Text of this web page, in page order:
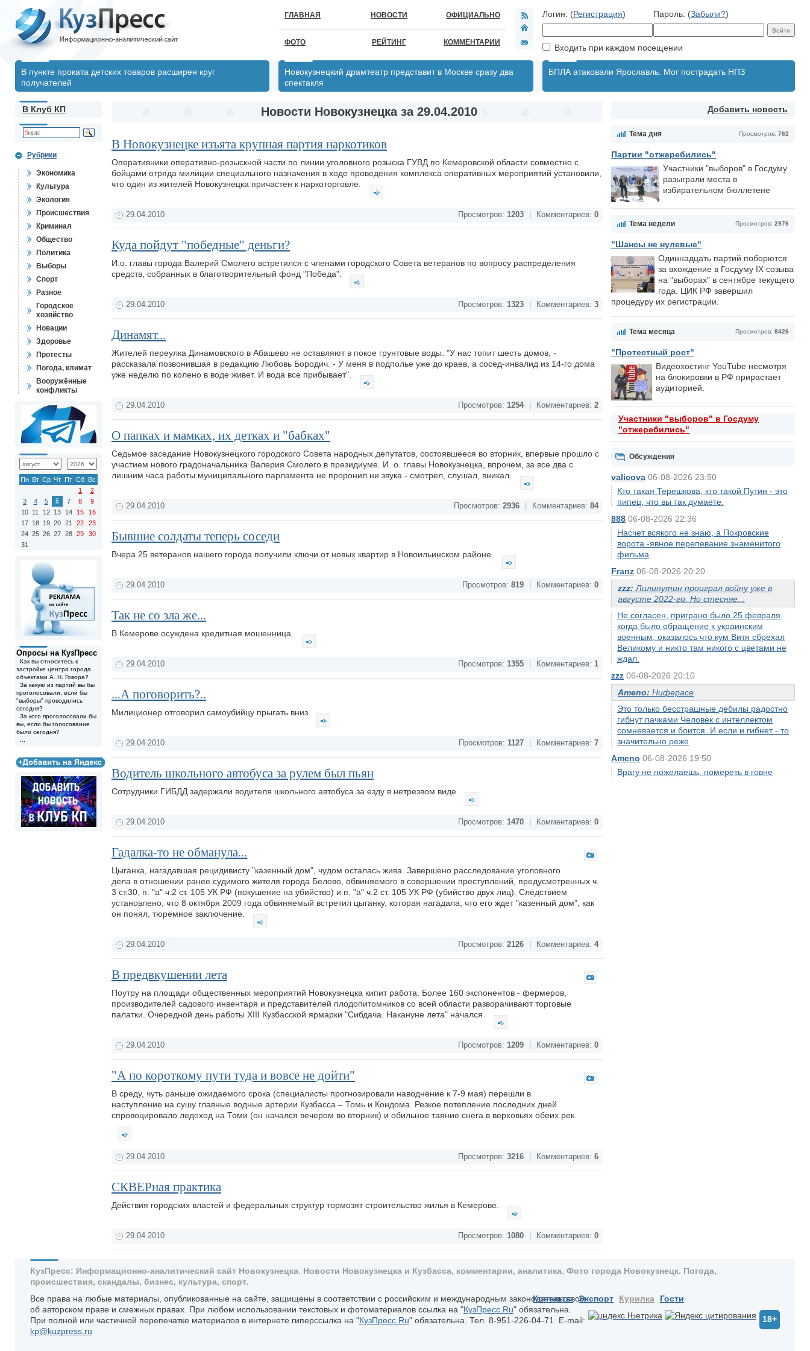
ГЛАВНАЯ НОВОСТИ ОФИЦИАЛЬНО
ФОТО РЕЙТИНГ КОММЕНТАРИИ
Логин: (Регистрация) Пароль: (Забыли?)
Входить при каждом посещении
В пункте проката детских товаров расширен круг
получателей
Новокузнецкий драмтеатр представит в Москве сразу два
спектакля
БПЛА атаковали Ярославль. Мог пострадать НПЗ
Добавить новость
Просмотров: 762
Тема дня
Партии "отжеребились"
Участники "выборов" в Госдуму
разыграли места в
избирательном бюллетене
Просмотров: 2976
Тема недели
"Шансы не нулевые"
Одиннадцать партий поборются
за вхождение в Госдуму IX созыва
на "выборах" в сентябре текущего
года. ЦИК РФ завершил
процедуру их регистрации.
Просмотров: 8426
Тема месяца
"Протестный рост"
Видеохостинг YouTube несмотря
на блокировки в РФ прирастает
аудиторией.
Участники "выборов" в Госдуму
"отжеребились"
Обсуждения
valicova 06-08-2026 23:50
Кто такая Терешкова, кто такой Путин - это
пипец, что вы так думаете.
888 06-08-2026 22:36
Насчет всякого не знаю, а Покровские
ворота -явное перепевание знаменитого
фильма
Franz 06-08-2026 20:20
zzz: Лилипутин проиграл войну уже в
августе 2022-го. Но стесняе...
Не согласен, приграно было 25 февраля
когда было обращение к украинским
военным, оказалось что кум Витя сбрехал
Великому и никто там никого с цветами не
ждал.
zzz 06-08-2026 20:10
Ameno: Ниферасе
Это только бесстрашные дебилы радостно
гибнут пачками Человек с интеллектом
сомневается и боится. И если и гибнет - то
значительно реже
Ameno 06-08-2026 19:50
Врагу не пожелаешь, помереть в говне
В Клуб КП
Рубрики
Экономика
Культура
Экология
Происшествия
Криминал
Общество
Политика
Выборы
Спорт
Разное
Городское
хозяйство
Новации
Здоровье
Протесты
Погода, климат
Вооружённые
конфликты
Пн Вт Ср Чт Пт Сб Вс
1
2
3
4 5 6 7 8
9
10 11 12 13 14 15
16
17 18 19 20 21 22
23
24 25 26 27 28 29
30
31
Опросы на КузПресс
Как вы относитесь к
застройке центра города
объектами А. Н. Говора?
За какую из партий вы бы
проголосовали, если бы
"выборы" проводились
сегодня?
За кого проголосовали бы
вы, если бы голосование
было сегодня?
Новости Новокузнецка за 29.04.2010
В Новокузнецке изъята крупная партия наркотиков
Оперативники оперативно-розыскной части по линии уголовного розыска ГУВД по Кемеровской области совместно с
бойцами отряда милиции специального назначения в ходе проведения комплекса оперативных мероприятий установили,
что один из жителей Новокузнецка причастен к наркоторговле.
29.04.2010 Просмотров: 1203 Комментариев: 0
Куда пойдут "победные" деньги?
И.о. главы города Валерий Смолего встретился с членами городского Совета ветеранов по вопросу распределения
средств, собранных в благотворительный фонд "Победа".
29.04.2010 Просмотров: 1323 Комментариев: 3
Динамят...
Жителей переулка Динамовского в Абашево не оставляют в покое грунтовые воды. "У нас топит шесть домов, -
рассказала позвонившая в редакцию Любовь Бородич. - У меня в подполье уже до краев, а сосед-инвалид из 14-го дома
уже неделю по колено в воде живет. И вода все прибывает".
29.04.2010 Просмотров: 1254 Комментариев: 2
О папках и мамках, их детках и "бабках"
Седьмое заседание Новокузнецкого городского Совета народных депутатов, состоявшееся во вторник, впервые прошло с
участием нового градоначальника Валерия Смолего в президиуме. И. о. главы Новокузнецка, впрочем, за все два с
лишним часа работы муниципального парламента не проронил ни звука - смотрел, слушал, вникал.
29.04.2010 Просмотров: 2936 Комментариев: 84
Бывшие солдаты теперь соседи
Вчера 25 ветеранов нашего города получили ключи от новых квартир в Новоильинском районе.
29.04.2010 Просмотров: 819 Комментариев: 0
Так не со зла же...
В Кемерове осуждена кредитная мошенница.
29.04.2010 Просмотров: 1355 Комментариев: 1
...А поговорить?..
Милиционер отговорил самоубийцу прыгать вниз
29.04.2010 Просмотров: 1127 Комментариев: 7
Водитель школьного автобуса за рулем был пьян
Сотрудники ГИБДД задержали водителя школьного автобуса за езду в нетрезвом виде
29.04.2010 Просмотров: 1470 Комментариев: 0
Гадалка-то не обманула...
Цыганка, нагадавшая рецидивисту "казенный дом", чудом осталась жива. Завершено расследование уголовного
дела в отношении ранее судимого жителя города Белово, обвиняемого в совершении преступлений, предусмотренных ч.
3 ст.30, п. "а" ч.2 ст. 105 УК РФ (покушение на убийство) и п. "а" ч.2 ст. 105 УК РФ (убийство двух лиц). Следствием
установлено, что 8 октября 2009 года обвиняемый встретил цыганку, которая нагадала, что его ждет "казенный дом", как
он понял, тюремное заключение.
29.04.2010 Просмотров: 2126 Комментариев: 4
В предвкушении лета
Поутру на площади общественных мероприятий Новокузнецка кипит работа. Более 160 экспонентов - фермеров,
производителей садового инвентаря и представителей плодопитомников со всей области разворачивают торговые
палатки. Очередной день работы XIII Кузбасской ярмарки "Сибдача. Накануне лета" начался.
29.04.2010 Просмотров: 1209 Комментариев: 0
"А по короткому пути туда и вовсе не дойти"
В среду, чуть раньше ожидаемого срока (специалисты прогнозировали наводнение к 7-9 мая) перешли в
наступление на сушу главные водные артерии Кузбасса – Томь и Кондома. Резкое потепление последних дней
спровоцировало ледоход на Томи (он начался вечером во вторник) и обильное таяние снега в верховьях обеих рек.
29.04.2010 Просмотров: 3216 Комментариев: 6
СКВЕРная практика
Действия городских властей и федеральных структур тормозят строительство жилья в Кемерове.
29.04.2010 Просмотров: 1080 Комментариев: 0
КузПресс: Информационно-аналитический сайт Новокузнецка. Новости Новокузнецка и Кузбасса, комментарии, аналитика. Фото города Новокузнецк. Погода,
происшествия, скандалы, бизнес, культура, спорт.
Все права на любые материалы, опубликованные на сайте, защищены в соответствии с российским и международным законодательством
об авторском праве и смежных правах. При любом использовании текстовых и фотоматериалов ссылка на "КузПресс.Ru" обязательна.
При полной или частичной перепечатке материалов в интернете гиперссылка на "КузПресс.Ru" обязательна. Тел. 8-951-226-04-71. E-mail:
kp@kuzpress.ru
Контакты Экспорт Курилка Гости
18+